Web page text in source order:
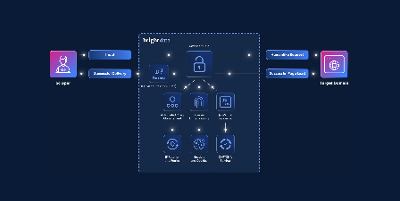
URL, User posted, Description, Hashtags, Num
comments, Date posted, Likes, Photos, and
1.6K+ Gratis testen